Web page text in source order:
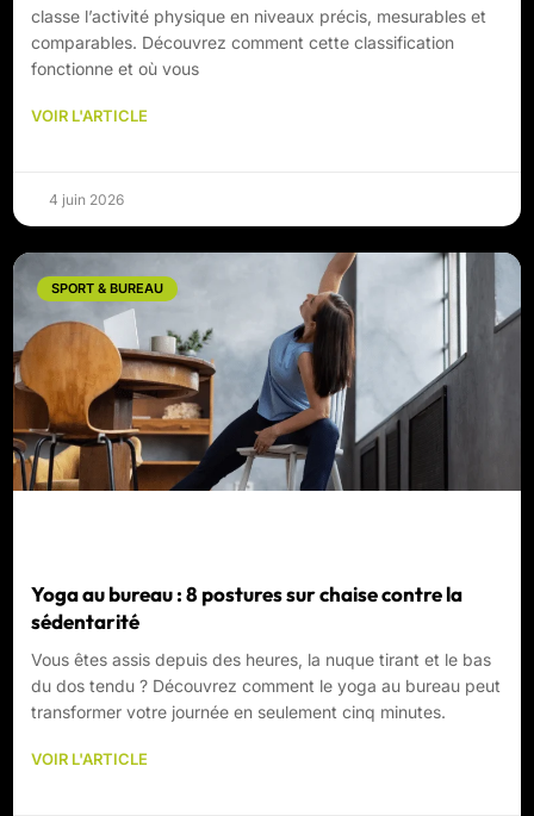
classe l’activité physique en niveaux précis, mesurables et
comparables. Découvrez comment cette classification
fonctionne et où vous
VOIR L'ARTICLE
4 juin 2026
SPORT & BUREAU
Yoga au bureau : 8 postures sur chaise contre la
sédentarité
Vous êtes assis depuis des heures, la nuque tirant et le bas
du dos tendu ? Découvrez comment le yoga au bureau peut
transformer votre journée en seulement cinq minutes.
VOIR L'ARTICLE